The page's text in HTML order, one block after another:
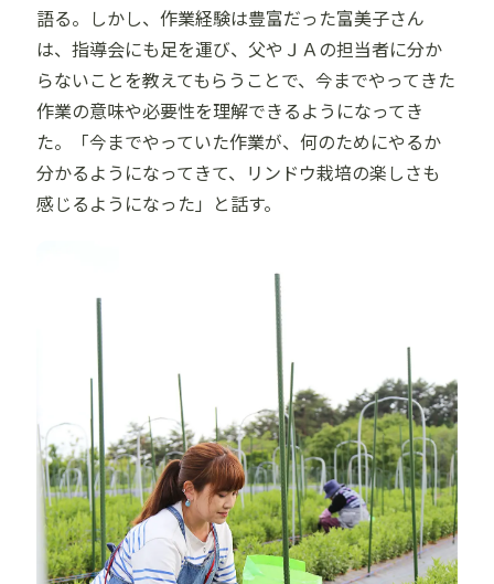
語る。しかし、作業経験は豊富だった富美子さん
は、指導会にも足を運び、父やＪＡの担当者に分か
らないことを教えてもらうことで、今までやってきた
作業の意味や必要性を理解できるようになってき
た。「今までやっていた作業が、何のためにやるか
分かるようになってきて、リンドウ栽培の楽しさも
感じるようになった」と話す。